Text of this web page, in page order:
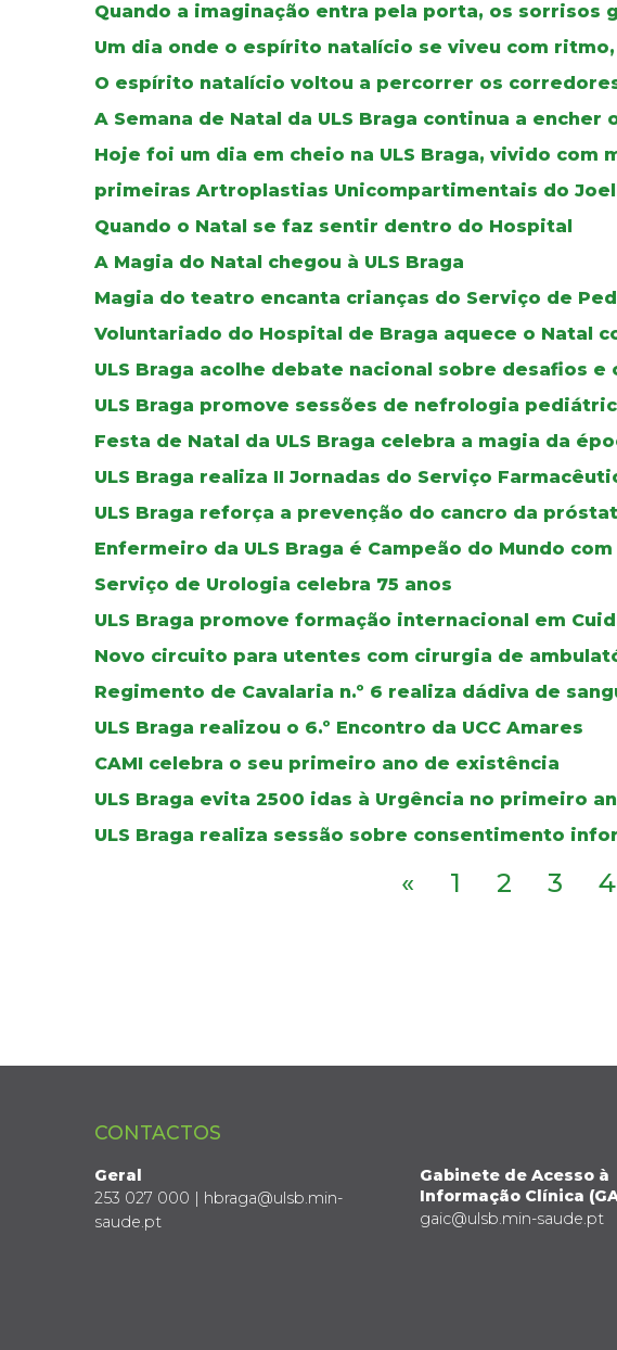
Quando a imaginação entra pela porta, os sorrisos
Um dia onde o espírito natalício se viveu com
O espírito natalício voltou a percorrer os corredores
A Semana de Natal da ULS Braga continua a
Hoje foi um dia em cheio na ULS Braga, vivido com
primeiras Artroplastias Unicompartimentais do
Quando o Natal se faz sentir dentro do Hospital
A Magia do Natal chegou à ULS Braga
Magia do teatro encanta crianças do Serviço de
Voluntariado do Hospital de Braga aquece o Natal
ULS Braga acolhe debate nacional sobre desafios
ULS Braga promove sessões de nefrologia
Festa de Natal da ULS Braga celebra a magia da
ULS Braga realiza II Jornadas do Serviço
ULS Braga reforça a prevenção do cancro da
Enfermeiro da ULS Braga é Campeão do Mundo
Serviço de Urologia celebra 75 anos
ULS Braga promove formação internacional em
Novo circuito para utentes com cirurgia de
Regimento de Cavalaria n.º 6 realiza dádiva de
ULS Braga realizou o 6.º Encontro da UCC Amares
CAMI celebra o seu primeiro ano de existência
ULS Braga evita 2500 idas à Urgência no primeiro
ULS Braga realiza sessão sobre consentimento
« 1 2 3 4
CONTACTOS
Geral
253 027 000 | hbraga@ulsb.min-
saude.pt
Gabinete de Acesso à
Informação Clínica
gaic@ulsb.min-saude.pt